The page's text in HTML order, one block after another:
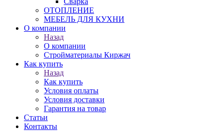
ОТОПЛЕНИЕ
МЕБЕЛЬ ДЛЯ КУХНИ
О компании
Назад
О компании
Стройматериалы Киржач
Как купить
Назад
Как купить
Условия оплаты
Условия доставки
Гарантия на товар
Статьи
Контакты